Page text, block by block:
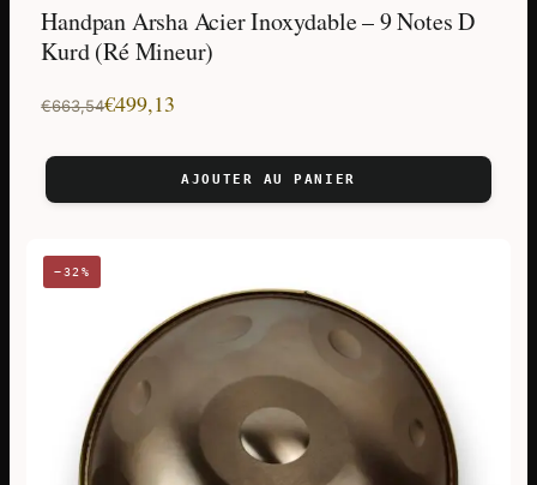
Handpan Arsha Acier Inoxydable – 9 Notes D
Kurd (Ré Mineur)
€663,54
Le
€663,54.
€499,13
Le
€499,13.
AJOUTER AU PANIER
−32%